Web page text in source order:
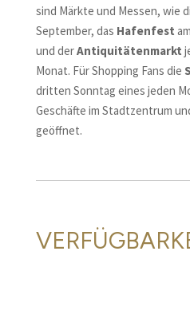
sind Märkte und Messen, wie
September, das Hafenfest
und derAntiquitätenmarkt
Monat. Für Shopping Fans die S
dritten Sonntag eines jeden
Geschäfte im Stadtzentrum
geöffnet.